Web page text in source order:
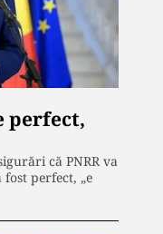
perfect,
că PNRR va
perfect, „e